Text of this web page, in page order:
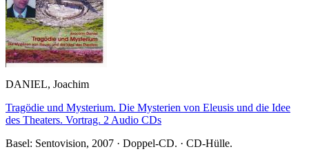
DANIEL, Joachim
Tragödie und Mysterium. Die Mysterien von Eleusis und die Idee
des Theaters. Vortrag. 2 Audio CDs
Basel: Sentovision, 2007 · Doppel-CD. · CD-Hülle.